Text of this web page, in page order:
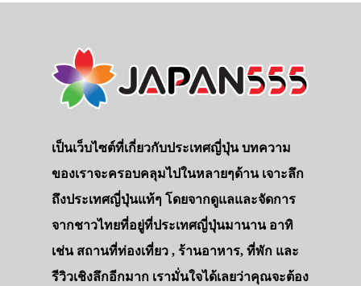
เป็นเว็บไซต์ที่เกี่ยวกับประเทศญี่ปุ่น บทความ
ของเราจะครอบคลุมไปในหลายๆด้าน เจาะลึก
ถึงประเทศญี่ปุ่นแท้ๆ โดยจากดูแลและจัดการ
จากชาวไทยที่อยู่ที่ประเทศญี่ปุ่นมานาน อาทิ
เช่น สถานที่ท่องเที่ยว , ร้านอาหาร, ที่พัก และ
รีวิวเชิงลึกอีกมาก เรามั่นใจได้เลยว่าคุณจะต้อง